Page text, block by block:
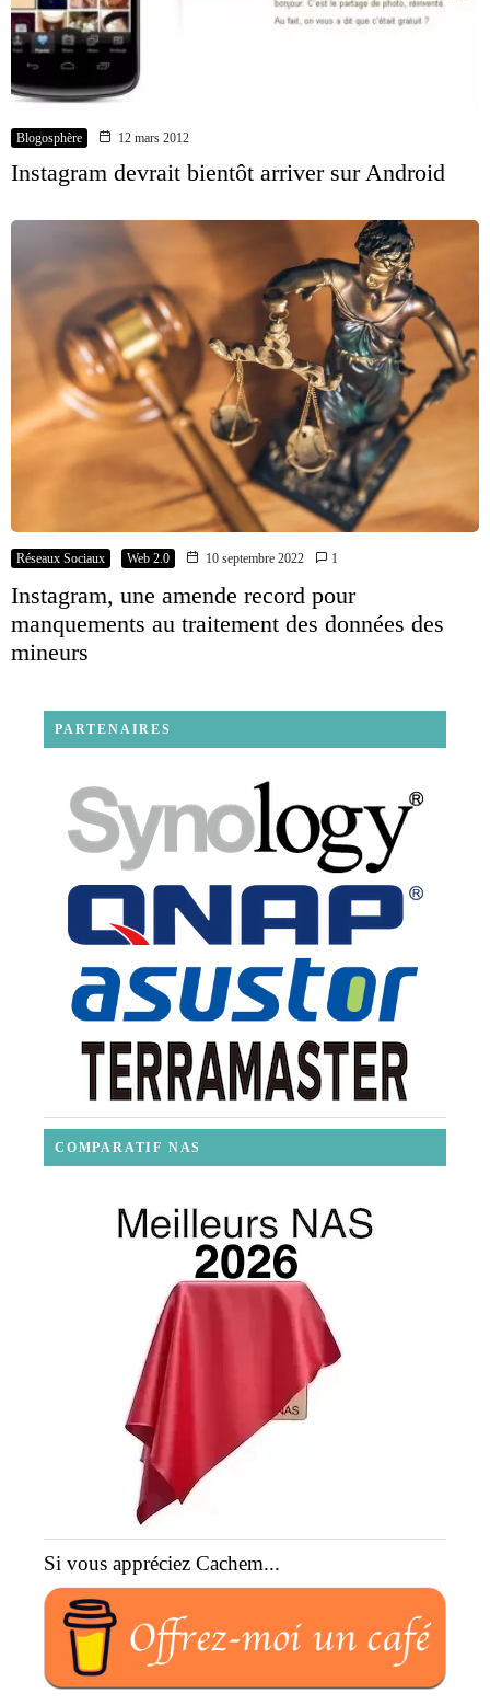
Blogosphère 12 mars 2012
Instagram devrait bientôt arriver sur Android
Réseaux Sociaux Web 2.0 10 septembre 2022 1
Instagram, une amende record pour
manquements au traitement des données des
mineurs
PARTENAIRES
COMPARATIF NAS
Si vous appréciez Cachem...